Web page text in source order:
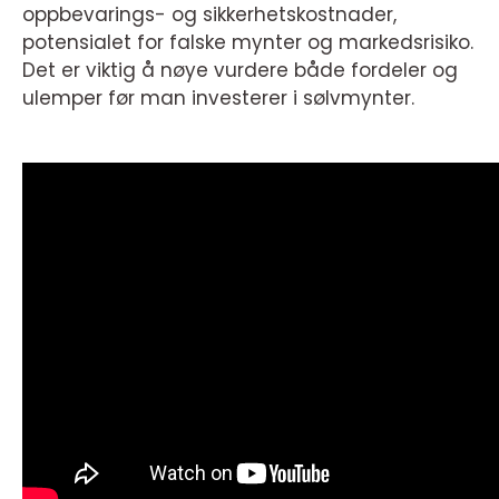
oppbevarings- og sikkerhetskostnader,
potensialet for falske mynter og markedsrisiko.
Det er viktig å nøye vurdere både fordeler og
ulemper før man investerer i sølvmynter.